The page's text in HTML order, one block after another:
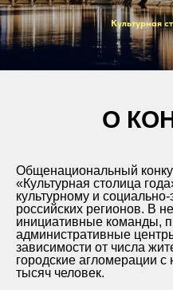
Культурная
О
Общенациональный
«Культурная столица
культурному и
российских регионов. В
инициативные команды,
административные
зависимости от числа
городские агломерации
тысяч человек.